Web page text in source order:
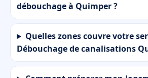
débouchage à Quimper ?
Quelles zones couvre votre
Débouchage de canalisations